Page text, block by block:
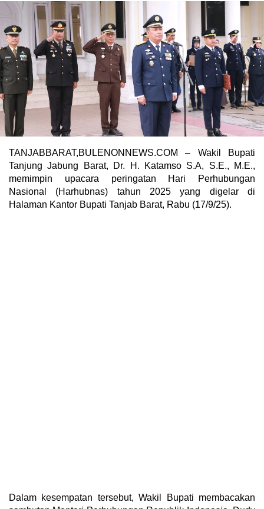
TANJABBARAT,BULENONNEWS.COM – Wakil Bupati
Tanjung Jabung Barat, Dr. H. Katamso S.A, S.E., M.E.,
memimpin upacara peringatan Hari Perhubungan
Nasional (Harhubnas) tahun 2025 yang digelar di
Halaman Kantor Bupati Tanjab Barat, Rabu (17/9/25).
Dalam kesempatan tersebut, Wakil Bupati membacakan